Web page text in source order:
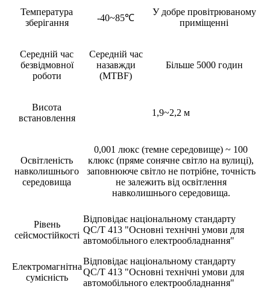
Температура
зберігання
-40~85℃
У добре провітрюваному
приміщенні
Середній час
безвідмовної
роботи
Середній час
назавжди
(MTBF)
Більше 5000 годин
Висота
встановлення
1,9~2,2 м
Освітленість
навколишнього
середовища
0,001 люкс (темне середовище) ~ 100
клюкс (пряме сонячне світло на вулиці),
заповнююче світло не потрібне, точність
не залежить від освітлення
навколишнього середовища.
Рівень
сейсмостійкості
Відповідає національному стандарту
QC/T 413 "Основні технічні умови для
автомобільного електрообладнання"
Електромагнітна
сумісність
Відповідає національному стандарту
QC/T 413 "Основні технічні умови для
автомобільного електрообладнання"